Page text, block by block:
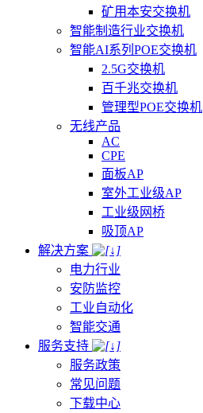
矿用本安交换机
智能制造行业交换机
智能AI系列POE交换机
2.5G交换机
百千兆交换机
管理型POE交换机
无线产品
AC
CPE
面板AP
室外工业级AP
工业级网桥
吸顶AP
解决方案
电力行业
安防监控
工业自动化
智能交通
服务支持
服务政策
常见问题
下载中心